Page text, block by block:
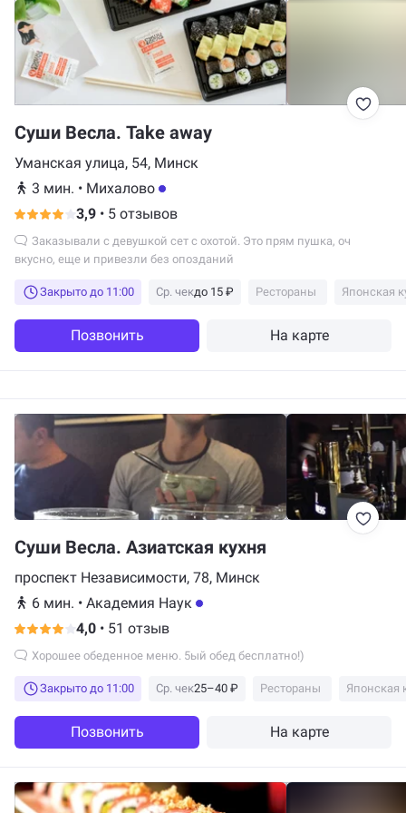
Суши Весла. Take away
Уманская улица, 54, Минск
3 мин. • Михалово
3,9 • 5 отзывов
вкусно, еще и привезли без опозданий
Закрыто до 11:00 Ср. чекдо 15 ₽ Рестораны Японская
Позвонить На карте
Суши Весла. Азиатская кухня
проспект Независимости, 78, Минск
6 мин. • Академия Наук
4,0 • 51 отзыв
Хорошее обеденное меню. 5ый обед бесплатно!)
Закрыто до 11:00 Ср. чек25–40 ₽ Рестораны Японская
Позвонить На карте